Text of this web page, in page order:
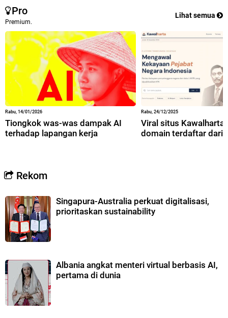
Pro
Premium.
Lihat semua
Rabu, 14/01/2026
Tiongkok was-was dampak AI
terhadap lapangan kerja
Rabu, 24/12/2025
Viral situs
domain terdaftar dari
Rekom
Singapura-Australia perkuat digitalisasi,
prioritaskan sustainability
Albania angkat menteri virtual berbasis AI,
pertama di dunia